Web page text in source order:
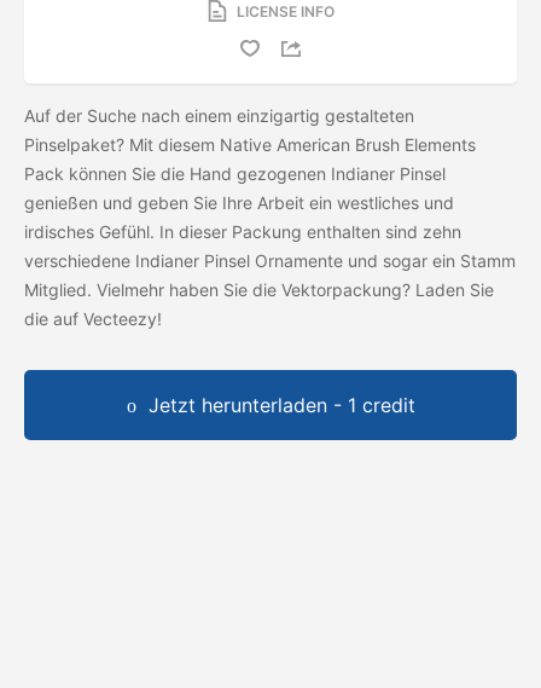
LICENSE INFO
Auf der Suche nach einem einzigartig gestalteten
Pinselpaket? Mit diesem Native American Brush Elements
Pack können Sie die Hand gezogenen Indianer Pinsel
genießen und geben Sie Ihre Arbeit ein westliches und
irdisches Gefühl. In dieser Packung enthalten sind zehn
verschiedene Indianer Pinsel Ornamente und sogar ein Stamm
Mitglied. Vielmehr haben Sie die Vektorpackung? Laden Sie
die auf Vecteezy!
Jetzt herunterladen - 1 credit